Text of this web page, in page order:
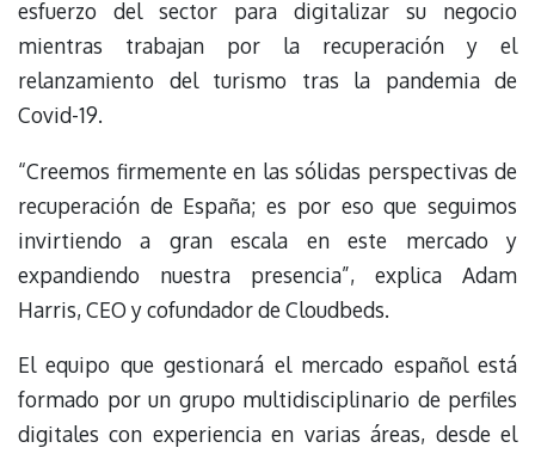
esfuerzo del sector para digitalizar su negocio
mientras trabajan por la recuperación y el
relanzamiento del turismo tras la pandemia de
Covid-19.
“Creemos firmemente en las sólidas perspectivas de
recuperación de España; es por eso que seguimos
invirtiendo a gran escala en este mercado y
expandiendo nuestra presencia”, explica Adam
Harris, CEO y cofundador de Cloudbeds.
El equipo que gestionará el mercado español está
formado por un grupo multidisciplinario de perfiles
digitales con experiencia en varias áreas, desde el